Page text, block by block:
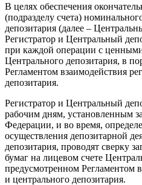
В целях обеспечения
(подразделу счета)
депозитария (далее –
Регистратор и Центральный
при каждой операции с
Центрального депозитария, в
Регламентом взаимодействия
депозитария.
Регистратор и Центральный
рабочим дням, установленным
Федерации, и во время,
осуществления депозитарной
депозитария, проводят сверку
бумаг на лицевом счете
предусмотренном Регламентом
и центрального депозитария.